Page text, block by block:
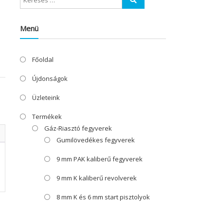
Menü
Főoldal
Újdonságok
Üzleteink
Termékek
Gáz-Riasztó fegyverek
Gumilövedékes fegyverek
9 mm PAK kaliberű fegyverek
9 mm K kaliberű revolverek
8 mm K és 6 mm start pisztolyok